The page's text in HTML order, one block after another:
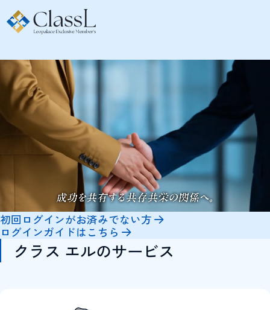
初回ログインがお済みでない方
ログインガイドはこちら
クラス エルのサービス